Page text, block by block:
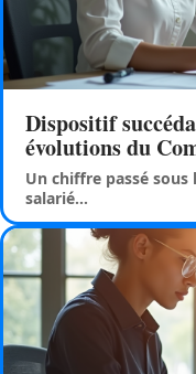
Dispositif
évolutions du
Un chiffre passé sous
salarié…